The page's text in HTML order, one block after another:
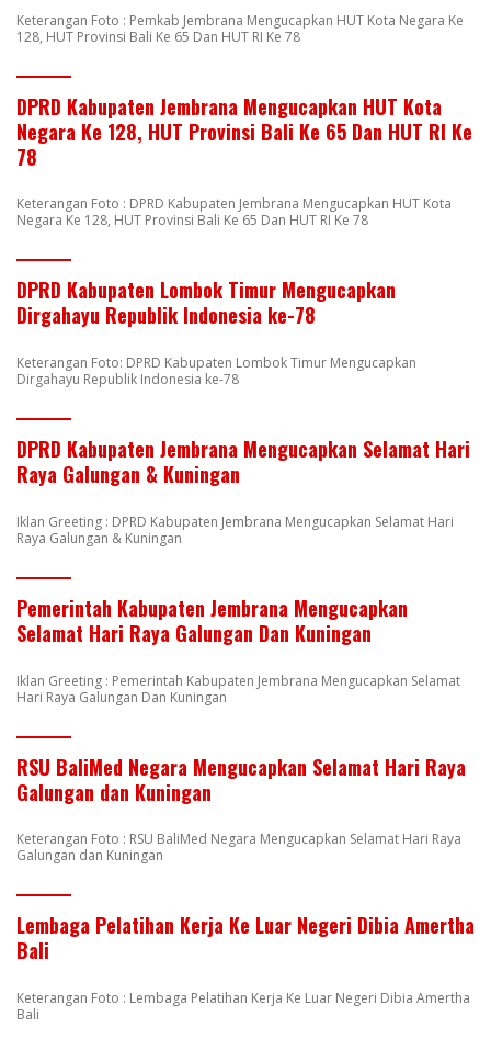
Keterangan Foto : Pemkab Jembrana Mengucapkan HUT Kota Negara Ke
128, HUT Provinsi Bali Ke 65 Dan HUT RI Ke 78
DPRD Kabupaten Jembrana Mengucapkan HUT Kota
Negara Ke 128, HUT Provinsi Bali Ke 65 Dan HUT RI Ke
78
Keterangan Foto : DPRD Kabupaten Jembrana Mengucapkan HUT Kota
Negara Ke 128, HUT Provinsi Bali Ke 65 Dan HUT RI Ke 78
DPRD Kabupaten Lombok Timur Mengucapkan
Dirgahayu Republik Indonesia ke-78
Keterangan Foto: DPRD Kabupaten Lombok Timur Mengucapkan
Dirgahayu Republik Indonesia ke-78
DPRD Kabupaten Jembrana Mengucapkan Selamat Hari
Raya Galungan & Kuningan
Iklan Greeting : DPRD Kabupaten Jembrana Mengucapkan Selamat Hari
Raya Galungan & Kuningan
Pemerintah Kabupaten Jembrana Mengucapkan
Selamat Hari Raya Galungan Dan Kuningan
Iklan Greeting : Pemerintah Kabupaten Jembrana Mengucapkan Selamat
Hari Raya Galungan Dan Kuningan
RSU BaliMed Negara Mengucapkan Selamat Hari Raya
Galungan dan Kuningan
Keterangan Foto : RSU BaliMed Negara Mengucapkan Selamat Hari Raya
Galungan dan Kuningan
Lembaga Pelatihan Kerja Ke Luar Negeri Dibia Amertha
Bali
Keterangan Foto : Lembaga Pelatihan Kerja Ke Luar Negeri Dibia Amertha
Bali